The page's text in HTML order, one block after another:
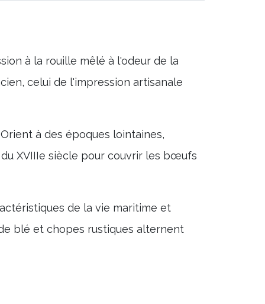
à la rouille mêlé à l'odeur de la
celui de l'impression artisanale
à des époques lointaines,
XVIIIe siècle pour couvrir les bœufs
de la vie maritime et
blé et chopes rustiques alternent